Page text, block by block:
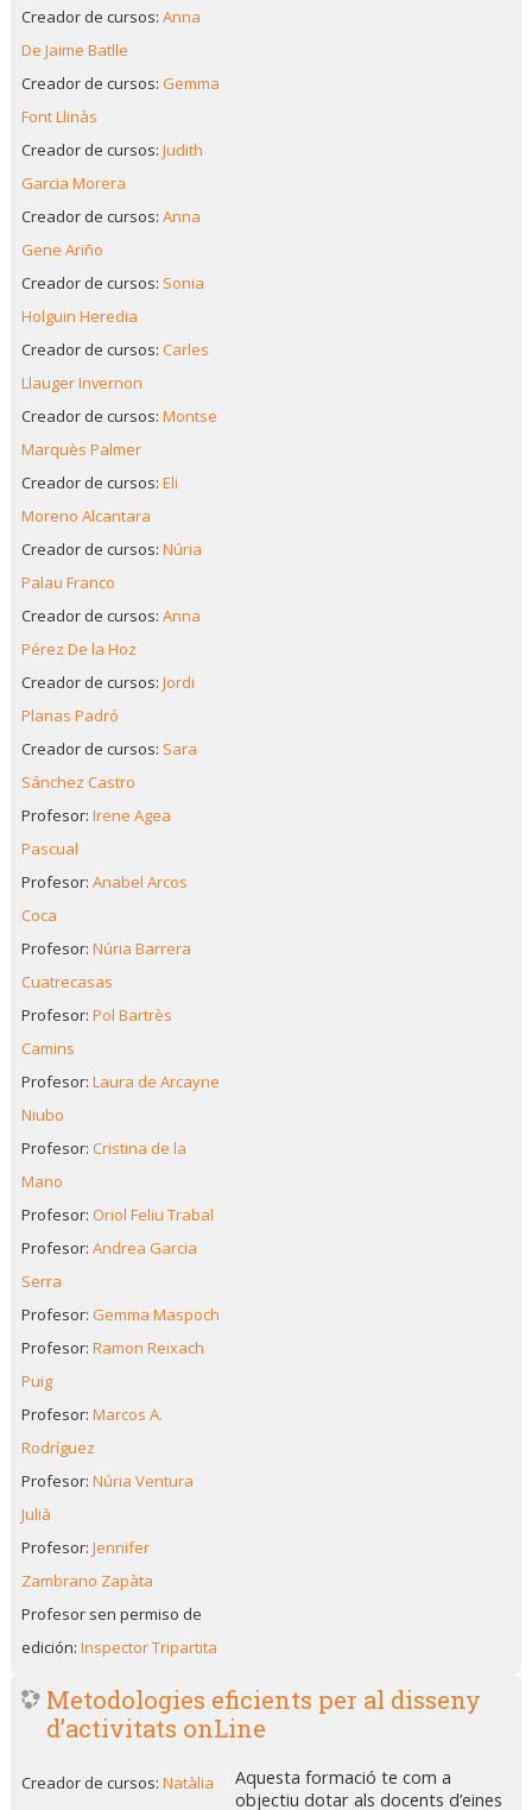
Creador de cursos:Anna
De Jaime Batlle
Creador de cursos: Gemma
Font Llinàs
Creador de cursos:Judith
Garcia Morera
Creador de cursos:Anna
Gene Ariño
Creador de cursos: Sonia
Holguin Heredia
Creador de cursos:Carles
Llauger Invernon
Creador de cursos:Montse
Marquès Palmer
Creador de cursos:Eli
Moreno Alcantara
Creador de cursos:Núria
Palau Franco
Creador de cursos:Anna
Pérez De la Hoz
Creador de cursos:Jordi
Planas Padró
Creador de cursos: Sara
Sánchez Castro
Profesor:Irene Agea
Pascual
Profesor:Anabel Arcos
Coca
Profesor:Núria Barrera
Cuatrecasas
Profesor:Pol Bartrès
Camins
Profesor:Laura de Arcayne
Niubo
Profesor:Cristina de la
Mano
Profesor: Oriol Feliu Trabal
Profesor:Andrea Garcia
Serra
Profesor: Gemma Maspoch
Profesor:Ramon Reixach
Puig
Profesor:Marcos A.
Rodríguez
Profesor:Núria Ventura
Julià
Profesor:Jennifer
Zambrano Zapàta
Profesor sen permiso de
edición:Inspector Tripartita
Metodologies eficients per al disseny
d’activitats onLine
Aquesta formació te com a
objectiu dotar als docents d’eines
Creador de cursos:Natàlia